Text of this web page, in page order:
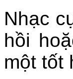
Nhạc
hồi
một tốt